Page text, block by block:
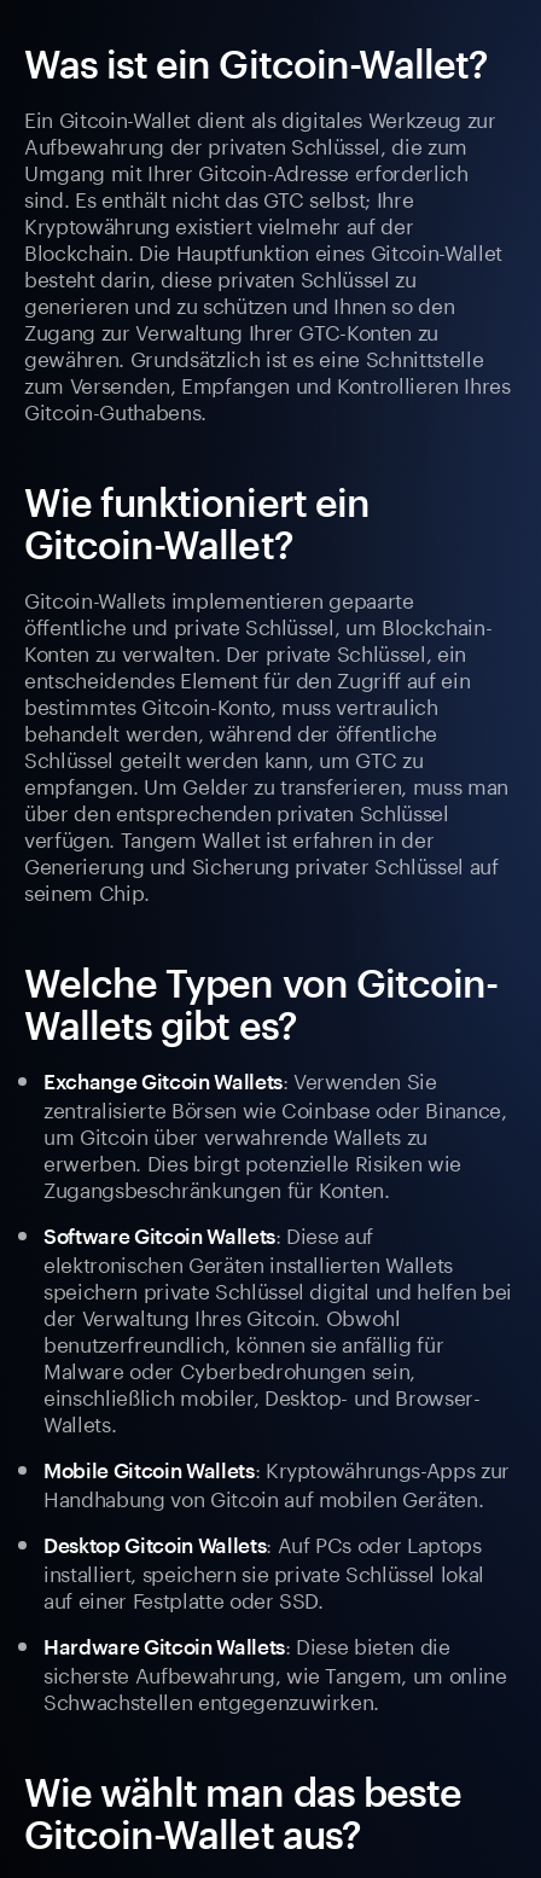
Was ist ein Gitcoin-Wallet?
Ein Gitcoin-Wallet dient als digitales Werkzeug zur
Aufbewahrung der privaten Schlüssel, die zum
Umgang mit Ihrer Gitcoin-Adresse erforderlich
sind. Es enthält nicht das GTC selbst; Ihre
Kryptowährung existiert vielmehr auf der
Blockchain. Die Hauptfunktion eines Gitcoin-Wallet
besteht darin, diese privaten Schlüssel zu
generieren und zu schützen und Ihnen so den
Zugang zur Verwaltung Ihrer GTC-Konten zu
gewähren. Grundsätzlich ist es eine Schnittstelle
zum Versenden, Empfangen und Kontrollieren Ihres
Gitcoin-Guthabens.
Wie funktioniert ein
Gitcoin-Wallet?
Gitcoin-Wallets implementieren gepaarte
öffentliche und private Schlüssel, um Blockchain-
Konten zu verwalten. Der private Schlüssel, ein
entscheidendes Element für den Zugriff auf ein
bestimmtes Gitcoin-Konto, muss vertraulich
behandelt werden, während der öffentliche
Schlüssel geteilt werden kann, um GTC zu
empfangen. Um Gelder zu transferieren, muss man
über den entsprechenden privaten Schlüssel
verfügen. Tangem Wallet ist erfahren in der
Generierung und Sicherung privater Schlüssel auf
seinem Chip.
Welche Typen von Gitcoin-
Wallets gibt es?
Exchange Gitcoin Wallets: Verwenden Sie
zentralisierte Börsen wie Coinbase oder Binance,
um Gitcoin über verwahrende Wallets zu
erwerben. Dies birgt potenzielle Risiken wie
Zugangsbeschränkungen für Konten.
Software Gitcoin Wallets: Diese auf
elektronischen Geräten installierten Wallets
speichern private Schlüssel digital und helfen bei
der Verwaltung Ihres Gitcoin. Obwohl
benutzerfreundlich, können sie anfällig für
Malware oder Cyberbedrohungen sein,
einschließlich mobiler, Desktop- und Browser-
Wallets.
Mobile Gitcoin Wallets: Kryptowährungs-Apps zur
Handhabung von Gitcoin auf mobilen Geräten.
Desktop Gitcoin Wallets: Auf PCs oder Laptops
installiert, speichern sie private Schlüssel lokal
auf einer Festplatte oder SSD.
Hardware Gitcoin Wallets: Diese bieten die
sicherste Aufbewahrung, wie Tangem, um online
Schwachstellen entgegenzuwirken.
Wie wählt man das beste
Gitcoin-Wallet aus?